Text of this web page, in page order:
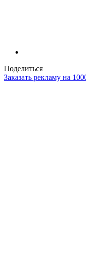
Поделиться
Заказать рекламу на